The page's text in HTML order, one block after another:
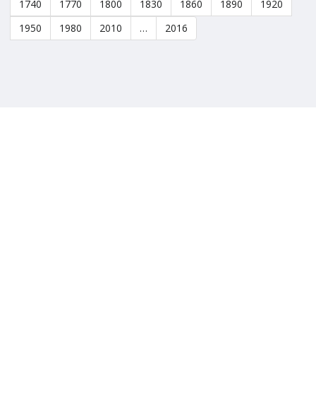
1740
1770 1800 1830 1860 1890
1920
1950
1980 2010 … 2016